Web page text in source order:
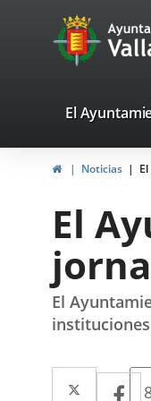
Portal
Web
de
valladolid.es
El
HomeNoticias
El
El
Twitter
Enlace